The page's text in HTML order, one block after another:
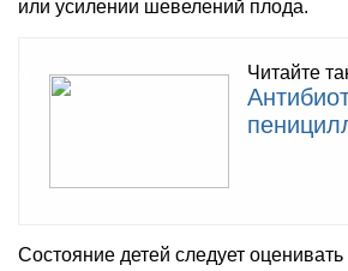
или усилении шевелений плода.
Читайте
Состояние детей следует